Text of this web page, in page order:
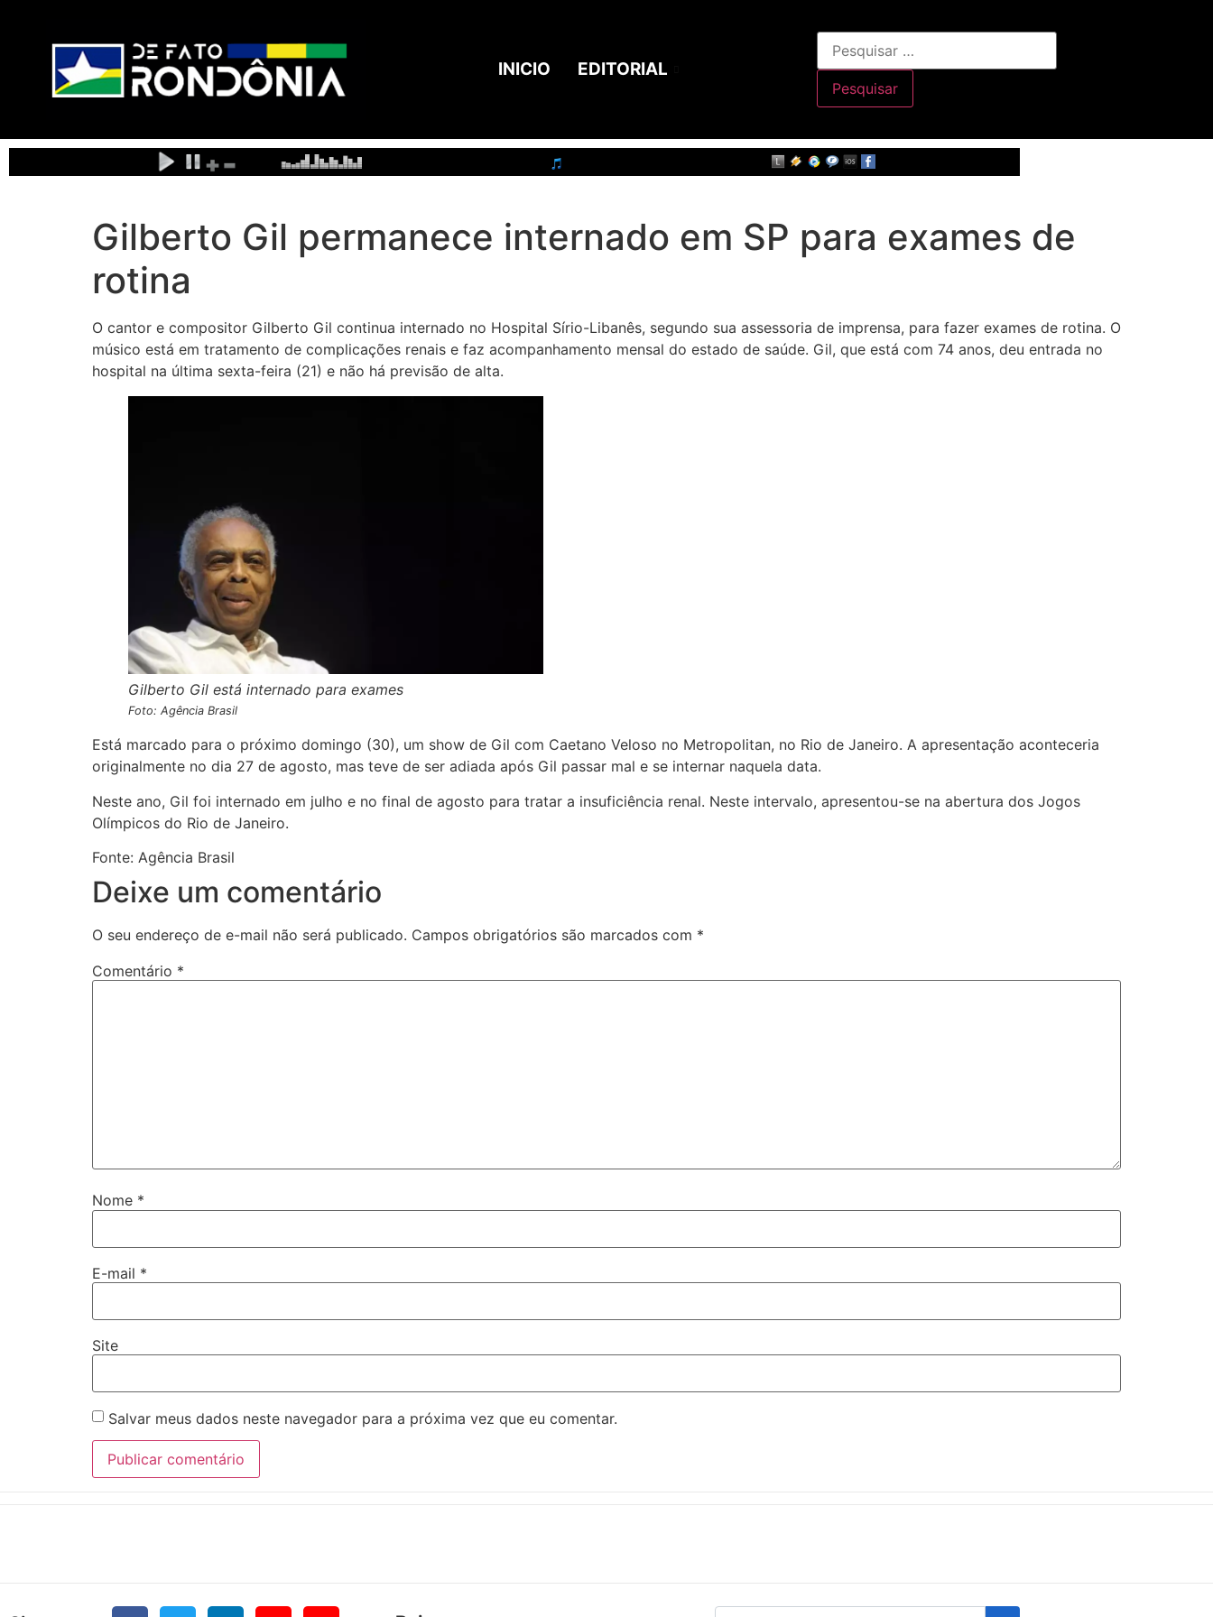
INICIO EDITORIAL
Gilberto Gil permanece internado em SP para exames de
rotina
O cantor e compositor Gilberto Gil continua internado no Hospital Sírio-Libanês, segundo sua assessoria de imprensa, para fazer exames de rotina. O
músico está em tratamento de complicações renais e faz acompanhamento mensal do estado de saúde. Gil, que está com 74 anos, deu entrada no
hospital na última sexta-feira (21) e não há previsão de alta.
Gilberto Gil está internado para exames
Foto: Agência Brasil
Está marcado para o próximo domingo (30), um show de Gil com Caetano Veloso no Metropolitan, no Rio de Janeiro. A apresentação aconteceria
originalmente no dia 27 de agosto, mas teve de ser adiada após Gil passar mal e se internar naquela data.
Neste ano, Gil foi internado em julho e no final de agosto para tratar a insuficiência renal. Neste intervalo, apresentou-se na abertura dos Jogos
Olímpicos do Rio de Janeiro.
Fonte: Agência Brasil
Deixe um comentário
O seu endereço de e-mail não será publicado. Campos obrigatórios são marcados com *
Comentário *
Nome *
E-mail *
Site
Salvar meus dados neste navegador para a próxima vez que eu comentar.